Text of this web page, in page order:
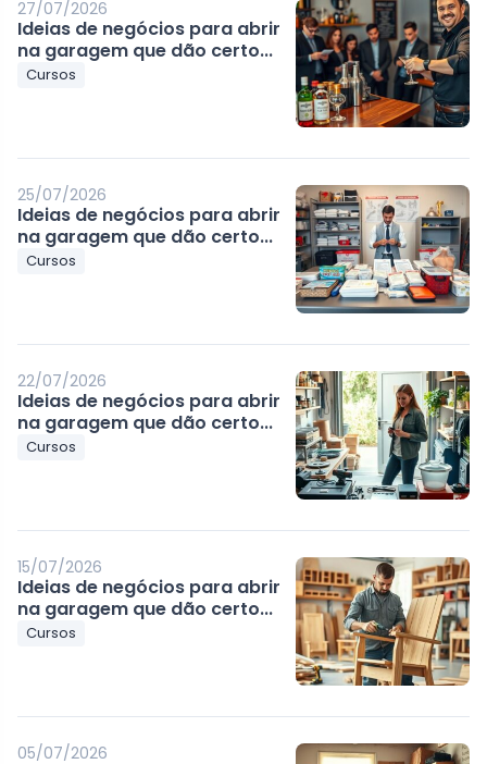
27/07/2026
Ideias de negócios para abrir
na garagem que dão certo...
Cursos
25/07/2026
Ideias de negócios para abrir
na garagem que dão certo...
Cursos
22/07/2026
Ideias de negócios para abrir
na garagem que dão certo...
Cursos
15/07/2026
Ideias de negócios para abrir
na garagem que dão certo...
Cursos
05/07/2026